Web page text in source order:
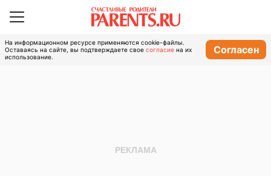
На информационном ресурсе применяются cookie-файлы.
Оставаясь на сайте, вы подтверждаете свое согласие на их
использование.
Согласен